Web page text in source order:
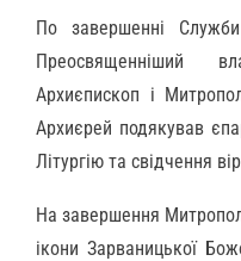
По завершенні
Преосвященніший
Архиєпископ і
Архиєрей подякував
Літургію та свідчення
На завершення
ікони Зарваницької